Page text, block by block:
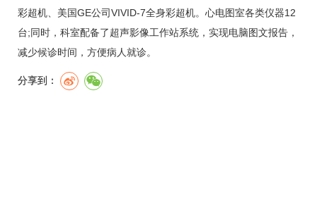
彩超机、美国GE公司VIVID-7全身彩超机。心电图室各类仪器12
台;同时，科室配备了超声影像工作站系统，实现电脑图文报告，
减少候诊时间，方便病人就诊。
分享到：